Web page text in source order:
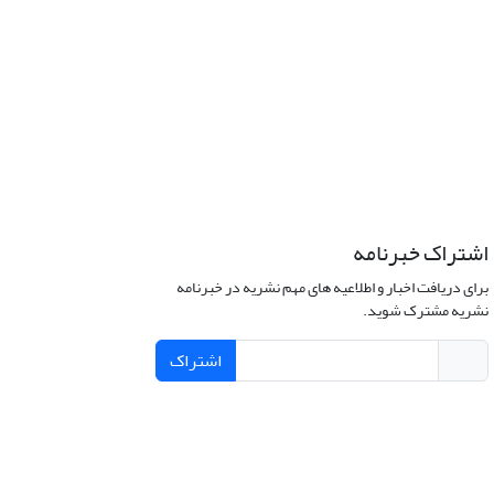
اشتراک خبرنامه
برای دریافت اخبار و اطلاعیه های مهم نشریه در خبرنامه
نشریه مشترک شوید.
اشتراک